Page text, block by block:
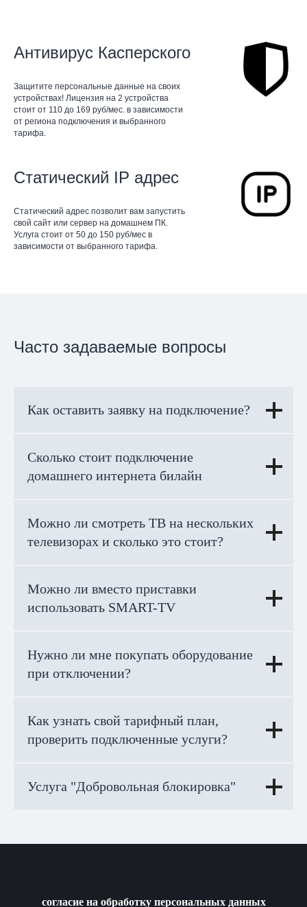
Антивирус Касперского
Защитите персональные данные на своих
устройствах! Лицензия на 2 устройства
стоит от 110 до 169 руб/мес. в зависимости
от региона подключения и выбранного
тарифа.
Статический IP адрес
Статический адрес позволит вам запустить
свой сайт или сервер на домашнем ПК.
Услуга стоит от 50 до 150 руб/мес в
зависимости от выбранного тарифа.
Часто задаваемые вопросы
Как оставить заявку на подключение?
Сколько стоит подключение
домашнего интернета билайн
Можно ли смотреть ТВ на нескольких
телевизорах и сколько это стоит?
Можно ли вместо приставки
использовать SMART-TV
Нужно ли мне покупать оборудование
при отключении?
Как узнать свой тарифный план,
проверить подключенные услуги?
Услуга "Добровольная блокировка"
согласие на обработку персональных данных